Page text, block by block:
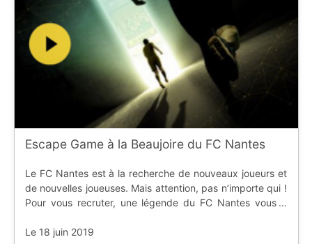
Escape Game à la Beaujoire du FC Nantes
Le FC Nantes est à la recherche de nouveaux joueurs et
de nouvelles joueuses. Mais attention, pas n’importe qui !
Pour vous recruter, une légende du FC Nantes vous a
Le 18 juin 2019